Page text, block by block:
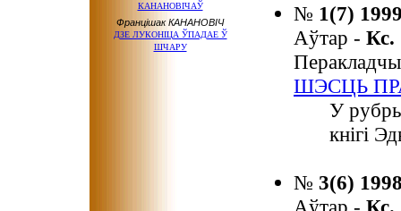
КАНАНОВІЧАЎ
Францішак КАНАНОВІЧ
ДЗЕ ЛУКОНІЦА ЎПАДАЕ Ў
ШЧАРУ
№ 1(7)
Аўтар -
ШЭСЦЬ
У
кнігі
№ 3(6)